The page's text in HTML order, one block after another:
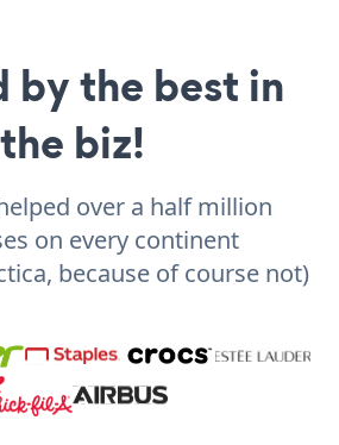
by the best in
the biz!
over a half million
on every continent
because of course not)